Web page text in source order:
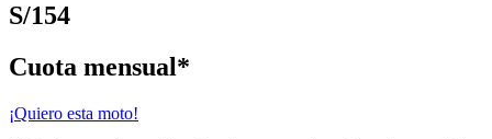
S/154
Cuota mensual*
¡Quiero esta moto!